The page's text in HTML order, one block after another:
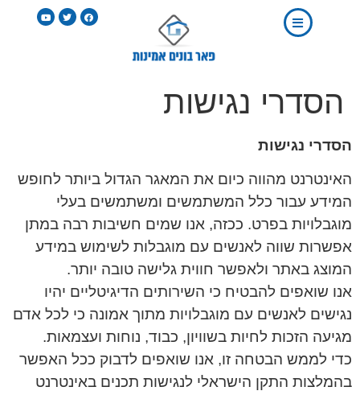
הסדרי נגישות
הסדרי נגישות
האינטרנט מהווה כיום את המאגר הגדול ביותר לחופש
המידע עבור כלל המשתמשים ומשתמשים בעלי
מוגבלויות בפרט. ככזה, אנו שמים חשיבות רבה במתן
אפשרות שווה לאנשים עם מוגבלות לשימוש במידע
המוצג באתר ולאפשר חווית גלישה טובה יותר.
אנו שואפים להבטיח כי השירותים הדיגיטליים יהיו
נגישים לאנשים עם מוגבלויות מתוך אמונה כי לכל אדם
מגיעה הזכות לחיות בשוויון, כבוד, נוחות ועצמאות.
כדי לממש הבטחה זו, אנו שואפים לדבוק ככל האפשר
בהמלצות התקן הישראלי לנגישות תכנים באינטרנט